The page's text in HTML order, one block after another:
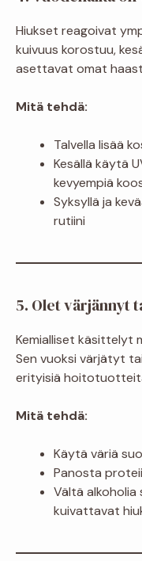
Hiukset reagoivat
kuivuus korostuu,
asettavat omat
Mitä tehdä:
Talvella lisää
Kesällä käytä
kevyempiä
Syksyllä ja
rutiini
5. Olet värjännyt
Kemialliset käsittelyt
Sen vuoksi värjätyt
erityisiä
Mitä tehdä:
Käytä väriä
Panosta
Vältä
kuivattavat